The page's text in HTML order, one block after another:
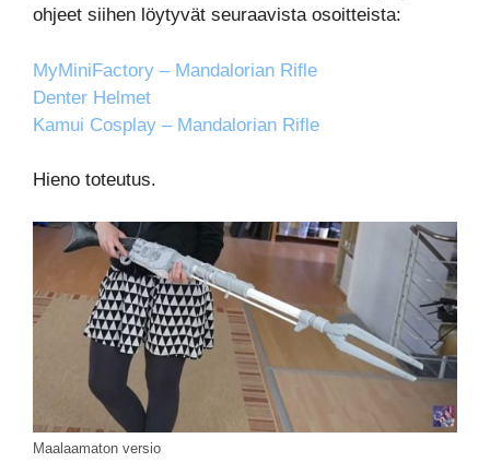
ohjeet siihen löytyvät seuraavista osoitteista:
MyMiniFactory – Mandalorian Rifle
Denter Helmet
Kamui Cosplay – Mandalorian Rifle
Hieno toteutus.
Maalaamaton versio